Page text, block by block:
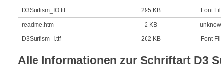
D3Surfism_IO.ttf 295 KB Font
readme.htm 2 KB
D3Surfism_I.ttf 262 KB Font
Alle Informationen zur Schriftart D3